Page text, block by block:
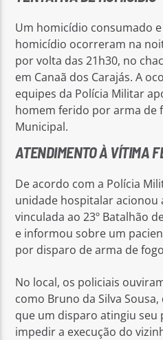
Um homicídio consumado
homicídio ocorreram na
por volta das 21h30, no
em Canaã dos Carajás. A
equipes da Polícia Militar
homem ferido por arma de
Municipal.
ATENDIMENTO À VÍTIMA
De acordo com a Polícia
unidade hospitalar acionou
vinculada ao 23º Batalhão
e informou sobre um
por disparo de arma de
No local, os policiais
como Bruno da Silva
que um disparo atingiu seu
impedir a execução do